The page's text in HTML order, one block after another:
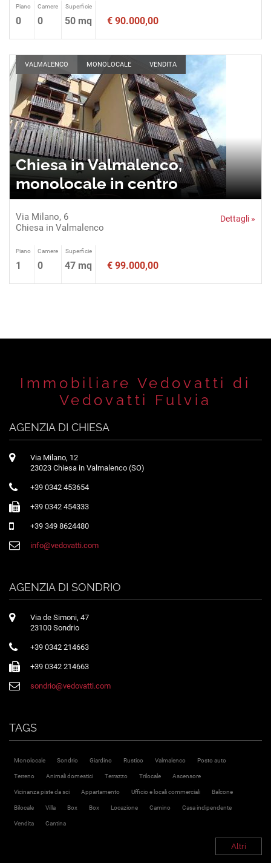
Piano
0
Camere
0
Superficie
50 mq € 90.000,00
VALMALENCO MONOLOCALE VENDITA
Chiesa in Valmalenco,
monolocale in centro
Via Milano, 6
Chiesa in Valmalenco
Dettagli »
Piano
1
Camere
0
Superficie
47 mq € 99.000,00
Immobiliare Vedovatti di
Vedovatti Fulvia
AGENZIA DI CHIESA
Via Milano, 12
23023 Chiesa in Valmalenco (SO)
+39 0342 453654
+39 0342 454333
+39 349 8624480
info@vedovatti.com
AGENZIA DI SONDRIO
Via de Simoni, 47
23100 Sondrio
+39 0342 214663
+39 0342 214663
sondrio@vedovatti.com
TAGS
Monolocale Sondrio Giardino Rustico Valmalenco Posto auto
Terreno Animali domestici Terrazzo Trilocale Ascensore
Vicinanza piste da sci Appartamento Ufficio e locali commerciali Balcone
Bilocale Villa Box Box Locazione Camino Casa indipendente
Vendita Cantina
Altri